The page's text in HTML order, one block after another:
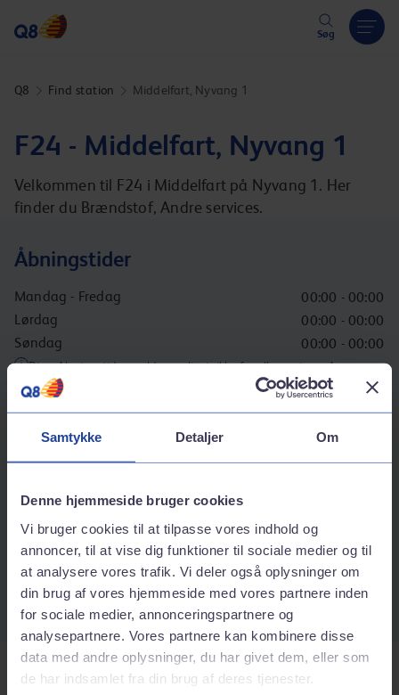
Samtykke Detaljer Om
Denne hjemmeside bruger cookies
Vi bruger cookies til at tilpasse vores indhold og
annoncer, til at vise dig funktioner til sociale medier og til
at analysere vores trafik. Vi deler også oplysninger om
din brug af vores hjemmeside med vores partnere inden
for sociale medier, annonceringspartnere og
analysepartnere. Vores partnere kan kombinere disse
data med andre oplysninger, du har givet dem, eller som
de har indsamlet fra din brug af deres tjenester.
Søg
Q8 Find station Middelfart, Nyvang 1
F24 - Middelfart, Nyvang 1
Velkommen til F24 i Middelfart på Nyvang 1. Her
finder du Brændstof, Andre services.
Åbningstider
Mandag - Fredag
00:00 - 00:00
Lørdag
00:00 - 00:00
Søndag
00:00 - 00:00
Disse åbningstider gælder muligvis ikke for alle services på
stationen.
Adresse
5500 Middelfart
Rutebeskrivelse
Telefonnummer
70242424
Tjenester på stationen